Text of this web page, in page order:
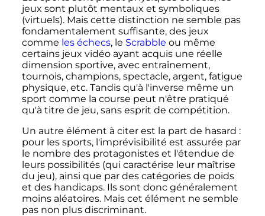
jeux sont plutôt mentaux et symboliques
(virtuels). Mais cette distinction ne semble pas
fondamentalement suffisante, des jeux
comme les échecs, le Scrabble ou même
certains jeux vidéo ayant acquis une réelle
dimension sportive, avec entraînement,
tournois, champions, spectacle, argent, fatigue
physique, etc. Tandis qu'à l'inverse même un
sport comme la course peut n'être pratiqué
qu'à titre de jeu, sans esprit de compétition.
Un autre élément à citer est la part de hasard :
pour les sports, l'imprévisibilité est assurée par
le nombre des protagonistes et l'étendue de
leurs possibilités (qui caractérise leur maîtrise
du jeu), ainsi que par des catégories de poids
et des handicaps. Ils sont donc généralement
moins aléatoires. Mais cet élément ne semble
pas non plus discriminant.